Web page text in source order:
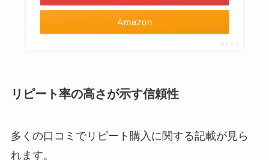
Amazon
ポチップ
リピート率の高さが示す信頼性
多くの口コミでリピート購入に関する記載が見ら
れます。